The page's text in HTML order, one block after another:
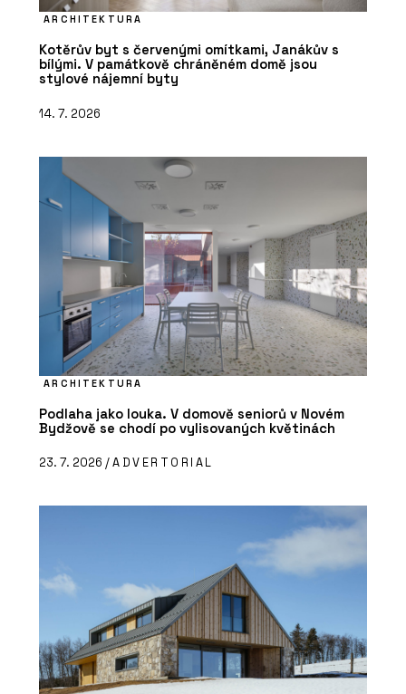
ARCHITEKTURA
Kotěrův byt s červenými omítkami, Janákův s
bílými. V památkově chráněném domě jsou
stylové nájemní byty
14. 7. 2026
ARCHITEKTURA
Podlaha jako louka. V domově seniorů v Novém
Bydžově se chodí po vylisovaných květinách
23. 7. 2026 /ADVERTORIAL